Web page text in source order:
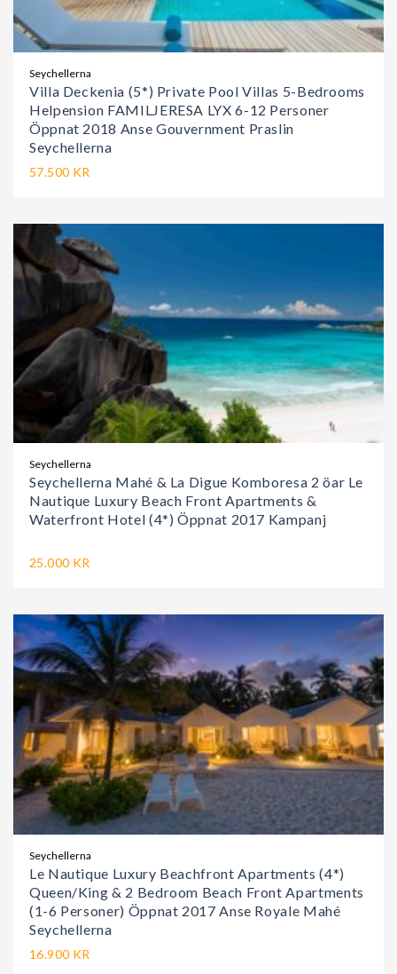
Seychellerna
Villa Deckenia (5*) Private Pool Villas 5-Bedrooms
Helpension FAMILJERESA LYX 6-12 Personer
Öppnat 2018 Anse Gouvernment Praslin
Seychellerna
57.500 KR
Seychellerna
Seychellerna Mahé & La Digue Komboresa 2 öar Le
Nautique Luxury Beach Front Apartments &
Waterfront Hotel (4*) Öppnat 2017 Kampanj
25.000 KR
Seychellerna
Le Nautique Luxury Beachfront Apartments (4*)
Queen/King & 2 Bedroom Beach Front Apartments
(1-6 Personer) Öppnat 2017 Anse Royale Mahé
Seychellerna
16.900 KR